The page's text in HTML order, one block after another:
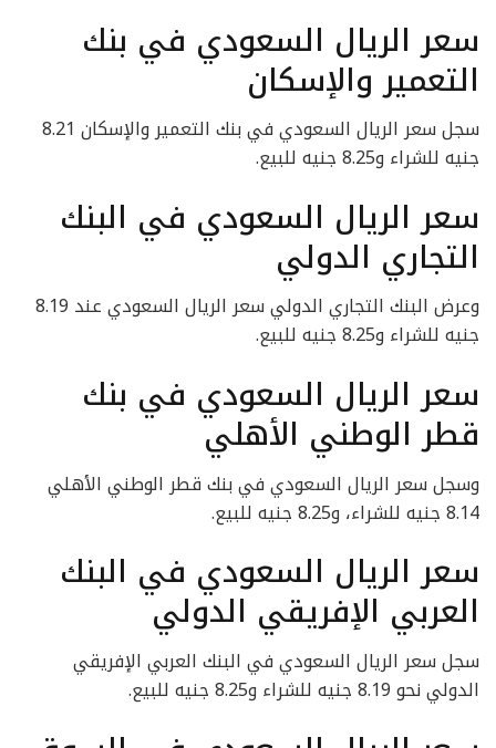
سعر الريال السعودي في بنك
التعمير والإسكان
سجل سعر الريال السعودي في بنك التعمير والإسكان 8.21
جنيه للشراء و8.25 جنيه للبيع.
سعر الريال السعودي في البنك
التجاري الدولي
وعرض البنك التجاري الدولي سعر الريال السعودي عند 8.19
جنيه للشراء و8.25 جنيه للبيع.
سعر الريال السعودي في بنك
قطر الوطني الأهلي
وسجل سعر الريال السعودي في بنك قطر الوطني الأهلي
8.14 جنيه للشراء، و8.25 جنيه للبيع.
سعر الريال السعودي في البنك
العربي الإفريقي الدولي
سجل سعر الريال السعودي في البنك العربي الإفريقي
الدولي نحو 8.19 جنيه للشراء و8.25 جنيه للبيع.